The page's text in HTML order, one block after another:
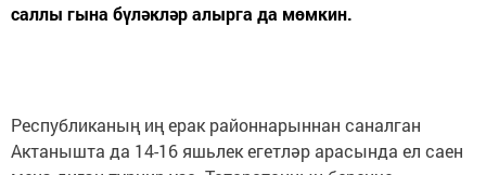
саллы гына бүләкләр алырга да мөмкин.
Республиканың иң ерак районнарыннан саналган
Актанышта да 14-16 яшьлек егетләр арасында ел саен